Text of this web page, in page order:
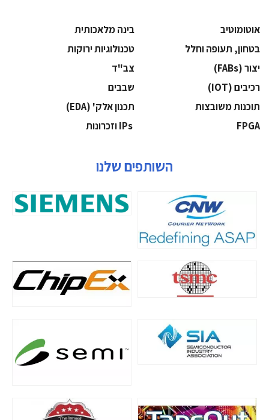
אוטומוטיב
בינה מלאכותית
בטחון, תעופה וחלל
‫טכנולוגיות ירוקות‬
‫יצור (‪(FABs‬‬
‫צב"ד‬
‫רכיבים‬ (IOT)
‫שבבים‬
‫תוכנות משובצות‬
‫תכנון אלק' (‪(EDA‬‬
‫‪FPGA‬‬
השותפים שלנו